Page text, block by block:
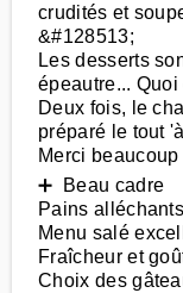
crudités et
&#128513;
Les desserts
épeautre...
Deux fois, le
préparé le tout
Merci beaucoup
➕ Beau cadre
Pains
Menu salé
Fraîcheur et
Choix des